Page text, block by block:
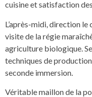
cuisine et satisfaction
L’après-midi, direction
visite de la régie
agriculture biologique.
techniques de
seconde immersion.
Véritable maillon de la